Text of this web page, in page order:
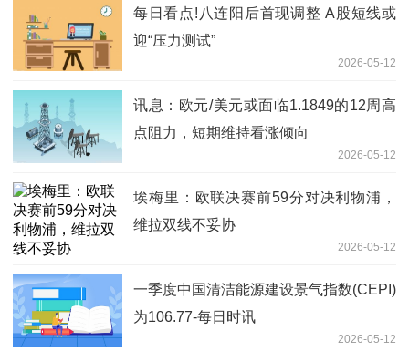
每日看点!八连阳后首现调整 A股短线或
迎“压力测试”
2026-05-12
讯息：欧元/美元或面临1.1849的12周高
点阻力，短期维持看涨倾向
2026-05-12
埃梅里：欧联决赛前59分对决利物浦，
维拉双线不妥协
2026-05-12
一季度中国清洁能源建设景气指数(CEPI)
为106.77-每日时讯
2026-05-12